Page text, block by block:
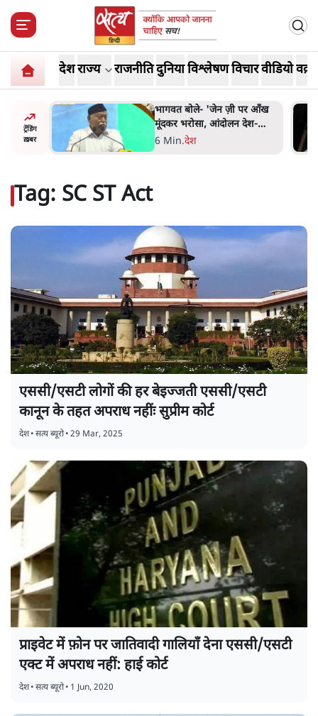
देशराज्य राजनीतिदुनियाविश्लेषणविचारवीडियो
ट्रेंडिंग
ख़बर
की मरम्मत
भागवत बोले- 'जेन ज़ी पर आँख
मूंदकर भरोसा, आंदोलन देश-
विरोधी नहीं'; अतुल लिमये बोले थे-
6 Min.देश
Tag: SC ST Act
एससी/एसटी लोगों की हर बेइज्जती एससी/एसटी
कानून के तहत अपराध नहींः सुप्रीम कोर्ट
देश•सत्य ब्यूरो•29 Mar, 2025
प्राइवेट में फ़ोन पर जातिवादी गालियाँ देना एससी/एसटी
एक्ट में अपराध नहीं: हाई कोर्ट
देश•सत्य ब्यूरो• 1 Jun, 2020